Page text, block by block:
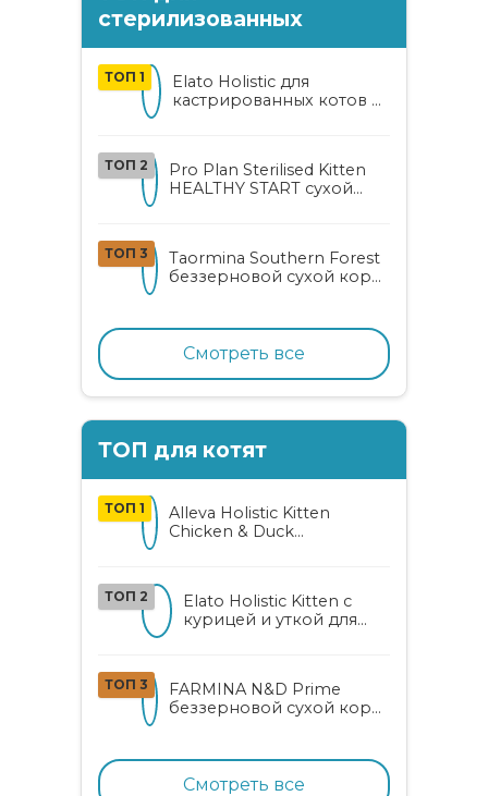
стерилизованных
ТОП 1
Elato Holistic для
кастрированных котов и
ТОП 2
Pro Plan Sterilised Kitten
HEALTHY START сухой
лососем
ТОП 3
Taormina Southern Forest
беззерновой сухой корм
ягодами и овощами
Смотреть все
ТОП для котят
ТОП 1
Alleva Holistic Kitten
Chicken & Duck
ТОП 2
Elato Holistic Kitten с
курицей и уткой для
ТОП 3
FARMINA N&D Prime
беззерновой сухой корм
курицей и гранатом
Смотреть все